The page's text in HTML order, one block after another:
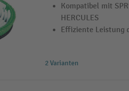
Kompatibel mit
HERCULES
Effiziente Leistung
2 Varianten